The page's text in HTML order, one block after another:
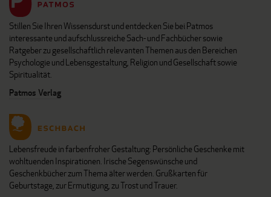
Stillen Sie Ihren Wissensdurst und entdecken Sie bei Patmos
interessante und aufschlussreiche Sach- und Fachbücher sowie
Ratgeber zu gesellschaftlich relevanten Themen aus den Bereichen
Psychologie und Lebensgestaltung, Religion und Gesellschaft sowie
Spiritualität.
Patmos Verlag
Lebensfreude in farbenfroher Gestaltung: Persönliche Geschenke mit
wohltuenden Inspirationen. Irische Segenswünsche und
Geschenkbücher zum Thema älter werden. Grußkarten für
Geburtstage, zur Ermutigung, zu Trost und Trauer.